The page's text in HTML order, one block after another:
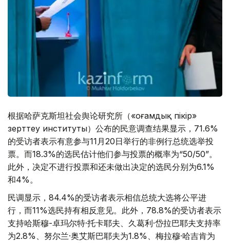
根据哈萨克斯坦社会舆论研究所（«Қоғамдық пікір»
зерттеу институты）公布的民意调查结果显示，71.6%
的受访者表示有意参与11月20日举行的非例行总统选举投
票。而18.3%的选民估计他们参与投票的概率为“50/50”。
此外，决定不进行投票和还未做出决定的选民分别为6.1%
和4%。
民调显示，84.4%的受访者表示相信总统大选将公平进
行，而11%选民持有相反意见。此外，78.8%的受访者表示
支持哈斯穆-卓玛尔特·托卡耶夫、久葛利·岱拉巴耶夫支持率
为2.8%、努尔兰·奥艾斯巴耶夫为1.8%、梅拉穆·哈吉肯为